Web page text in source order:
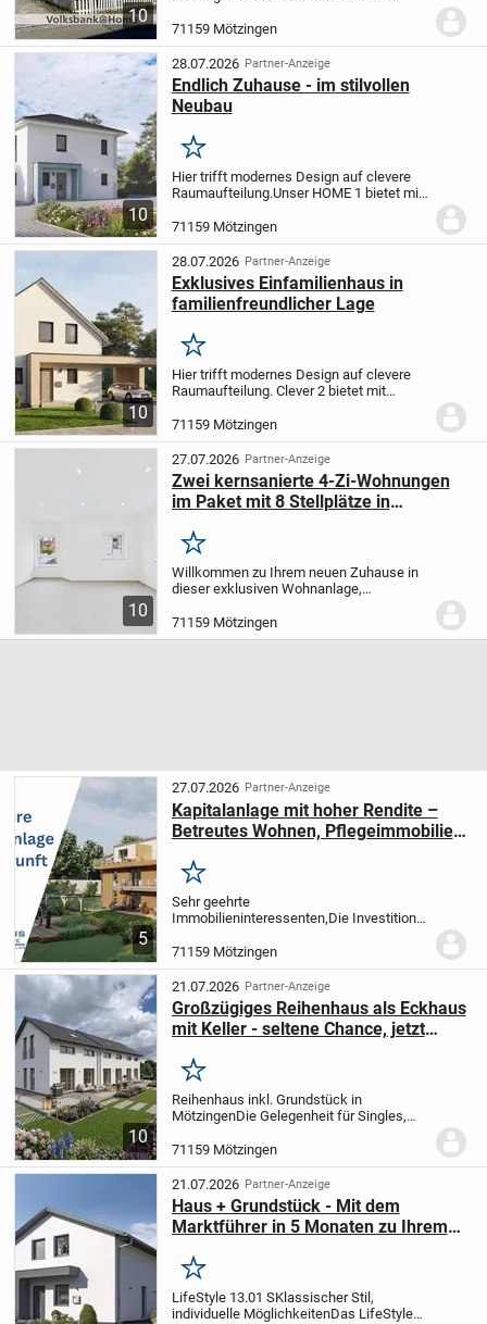
10
Wood House anbieten. Das im Jahr 2006
in Fertigbauweise errichtete Haus
befindet sich auf...
71159 Mötzingen
10
28.07.2026 Partner-Anzeige
Endlich Zuhause - im stilvollen
Neubau
Merken
Hier trifft modernes Design auf clevere
Raumaufteilung.Unser HOME 1 bietet mit
eine offene Küche und praktische
Stauraumlösungen. Im Obergeschoss
sorgen gut...
71159 Mötzingen
10
28.07.2026 Partner-Anzeige
Exklusives Einfamilienhaus in
familienfreundlicher Lage
Merken
Hier trifft modernes Design auf clevere
Raumaufteilung. Clever 2 bietet mit
eine offene Küche und praktische
Stauraumlösungen. Im Obergeschoss
sorgen gut geschnitten...
71159 Mötzingen
10
27.07.2026 Partner-Anzeige
Zwei kernsanierte 4-Zi-Wohnungen
im Paket mit 8 Stellplätze in
Merken
Willkommen zu Ihrem neuen Zuhause in
dieser exklusiven Wohnanlage,
4-Zimmerwohnungen und insgesamt acht
Außenstellplätzen. Diese moderne und
71159 Mötzingen
5
27.07.2026 Partner-Anzeige
Kapitalanlage mit hoher Rendite –
Betreutes Wohnen, Pflegeimmobilien
Merken
Sehr geehrte
Immobilieninteressenten,Die Investition
bietet Ihnen eine attraktive Möglichkeit,
langfristige Stabilität und sichere
Renditen zu erzielen.Die...
71159 Mötzingen
10
21.07.2026 Partner-Anzeige
Großzügiges Reihenhaus als Eckhaus
mit Keller - seltene Chance, jetzt
Merken
Reihenhaus inkl. Grundstück in
MötzingenDie Gelegenheit für Singles,
inkl. Bauplatz. Für Macher die den
Innenausbau selbst in die Hand nehmen
oder fertig...
71159 Mötzingen
21.07.2026 Partner-Anzeige
Haus + Grundstück - Mit dem
Marktführer in 5 Monaten zu Ihrem
Merken
LifeStyle 13.01 SKlassischer Stil,
individuelle MöglichkeitenDas LifeStyle